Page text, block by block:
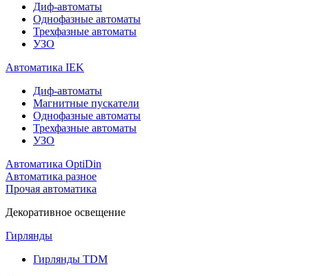
Диф-автоматы
Однофазные автоматы
Трехфазные автоматы
УЗО
Автоматика IEK
Диф-автоматы
Магнитные пускатели
Однофазные автоматы
Трехфазные автоматы
УЗО
Автоматика OptiDin
Автоматика разное
Прочая автоматика
Декоративное освещение
Гирлянды
Гирлянды TDM